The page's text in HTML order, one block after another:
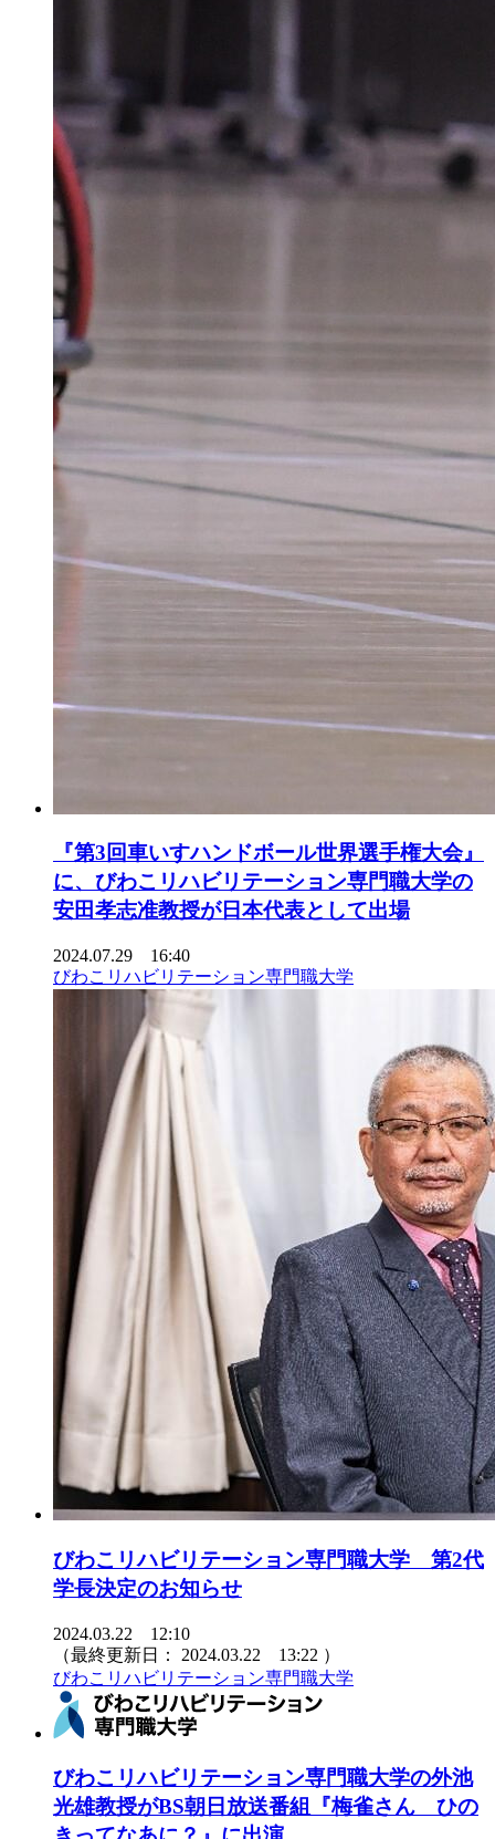
『第3回車いすハンドボール世界選手権大会』
に、びわこリハビリテーション専門職大学の
安田孝志准教授が日本代表として出場
2024.07.29 16:40
びわこリハビリテーション専門職大学
びわこリハビリテーション専門職大学 第2代
学長決定のお知らせ
2024.03.22 12:10
（最終更新日： 2024.03.22 13:22 ）
びわこリハビリテーション専門職大学
びわこリハビリテーション専門職大学の外池
光雄教授がBS朝日放送番組『梅雀さん ひの